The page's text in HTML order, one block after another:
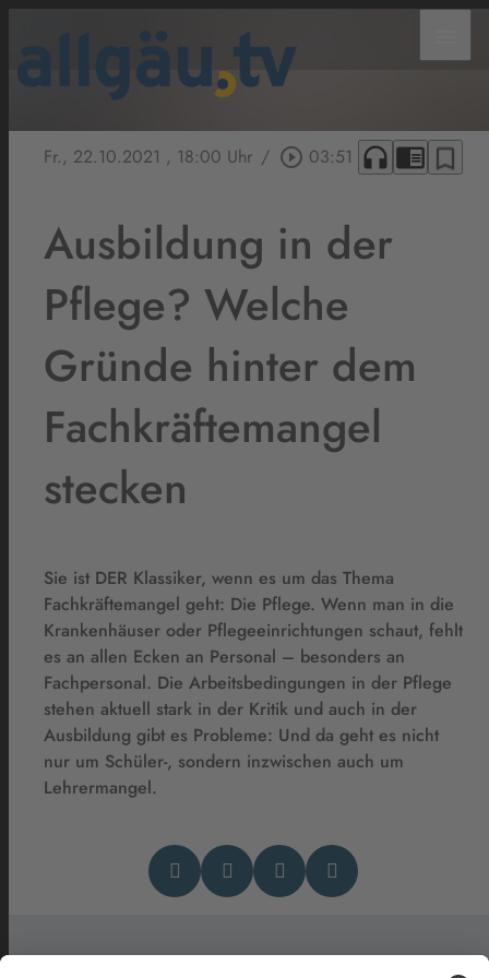
Fr., 22.10.2021 , 18:00 Uhr / play_circle_outline 03:51 headphones chrome_reader_mode bookmark_border
Ausbildung in der
Pflege? Welche
Gründe hinter dem
Fachkräftemangel
stecken
Sie ist DER Klassiker, wenn es um das Thema
Fachkräftemangel geht: Die Pflege. Wenn man in die
Krankenhäuser oder Pflegeeinrichtungen schaut, fehlt
es an allen Ecken an Personal – besonders an
Fachpersonal. Die Arbeitsbedingungen in der Pflege
stehen aktuell stark in der Kritik und auch in der
Ausbildung gibt es Probleme: Und da geht es nicht
nur um Schüler-, sondern inzwischen auch um
Lehrermangel.